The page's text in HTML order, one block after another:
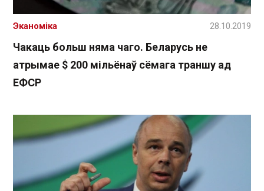
Чакаць больш няма чаго. Беларусь не
атрымае $ 200 мільёнаў сёмага траншу ад
ЕФСР
Эканоміка 28.10.2019